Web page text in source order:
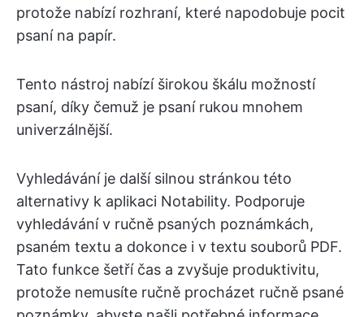
protože nabízí rozhraní, které napodobuje pocit
psaní na papír.
Tento nástroj nabízí širokou škálu možností
psaní, díky čemuž je psaní rukou mnohem
univerzálnější.
Vyhledávání je další silnou stránkou této
alternativy k aplikaci Notability. Podporuje
vyhledávání v ručně psaných poznámkách,
psaném textu a dokonce i v textu souborů PDF.
Tato funkce šetří čas a zvyšuje produktivitu,
protože nemusíte ručně procházet ručně psané